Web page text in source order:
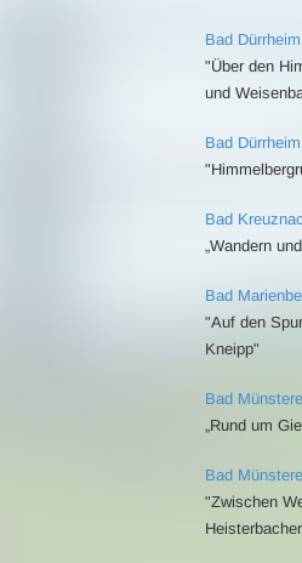
Bad
"Über den
und
Bad
Bad
„Wandern
Bad
"Auf den
Kneipp"
Bad
„Rund um
Bad
"Zwischen